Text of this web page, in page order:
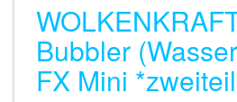
Bubbler
FX Mini